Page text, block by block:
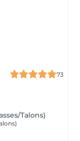
73
Talons)